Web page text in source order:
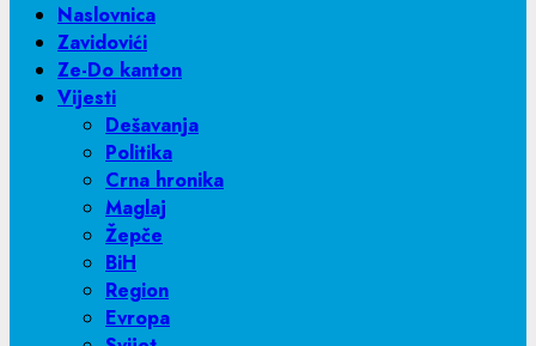
Naslovnica
Zavidovići
Ze-Do kanton
Vijesti
Dešavanja
Politika
Crna hronika
Maglaj
Žepče
BiH
Region
Evropa